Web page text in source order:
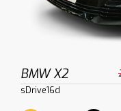
BMW X2
sDrive16d